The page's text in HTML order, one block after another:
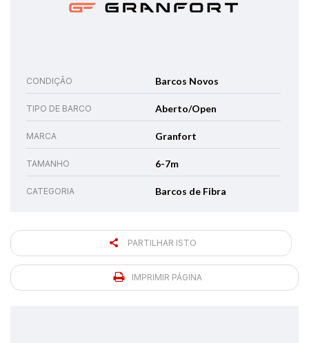
CONDIÇÃO Barcos Novos
TIPO DE BARCO Aberto/Open
MARCA Granfort
TAMANHO 6-7m
CATEGORIA Barcos de Fibra
PARTILHAR ISTO
IMPRIMIR PÁGINA